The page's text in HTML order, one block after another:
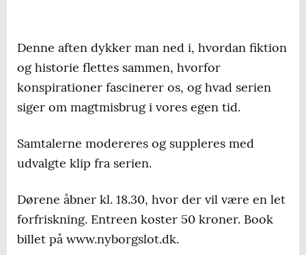
Denne aften dykker man ned i, hvordan fiktion
og historie flettes sammen, hvorfor
konspirationer fascinerer os, og hvad serien
siger om magtmisbrug i vores egen tid.
Samtalerne modereres og suppleres med
udvalgte klip fra serien.
Dørene åbner kl. 18.30, hvor der vil være en let
forfriskning. Entreen koster 50 kroner. Book
billet på www.nyborgslot.dk.